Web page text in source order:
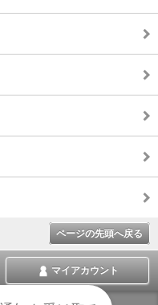
ページの先頭へ戻る
マイアカウント